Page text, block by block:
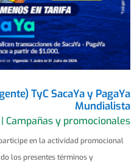
TyC SacaYa y PagaYa
Mundialista
| Campañas y promocionales
en la actividad promocional
los presentes términos y